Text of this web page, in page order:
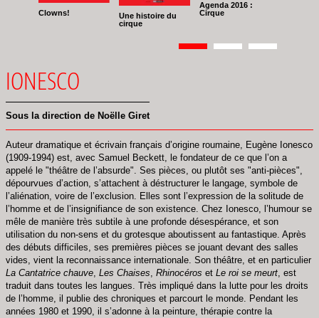
Clowns!
Une histoire du
cirque
Agenda 2016 :
Cirque
Pagination
Page
1 Page
2 Page
3
IONESCO
Sous la direction de Noëlle Giret
Auteur dramatique et écrivain français d’origine roumaine, Eugène Ionesco
(1909-1994) est, avec Samuel Beckett, le fondateur de ce que l’on a
appelé le "théâtre de l’absurde". Ses pièces, ou plutôt ses "anti-pièces",
dépourvues d’action, s’attachent à déstructurer le langage, symbole de
l’aliénation, voire de l’exclusion. Elles sont l’expression de la solitude de
l’homme et de l’insignifiance de son existence. Chez Ionesco, l’humour se
mêle de manière très subtile à une profonde désespérance, et son
utilisation du non-sens et du grotesque aboutissent au fantastique. Après
des débuts difficiles, ses premières pièces se jouant devant des salles
vides, vient la reconnaissance internationale. Son théâtre, et en particulier
La Cantatrice chauve, Les Chaises, Rhinocéros et Le roi se meurt, est
traduit dans toutes les langues. Très impliqué dans la lutte pour les droits
de l’homme, il publie des chroniques et parcourt le monde. Pendant les
années 1980 et 1990, il s’adonne à la peinture, thérapie contre la